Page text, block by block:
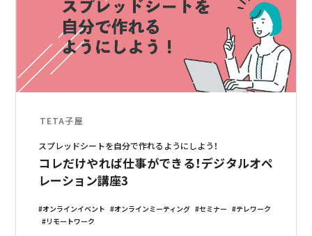
TETA子屋
スプレッドシートを自分で作れるようにしよう！
コレだけやれば仕事ができる！デジタルオペ
レーション講座3
オンラインイベント オンラインミーティング セミナー
テレワーク
リモートワーク